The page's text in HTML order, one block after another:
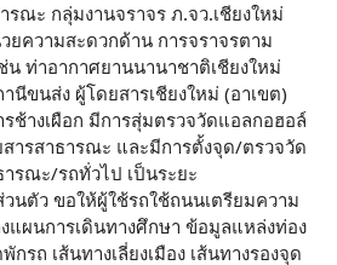
รณะ กลุ่มงานจราจร ภ.จว.เชียงใหม่
ยความสะดวกด้าน การจราจรตาม
น ท่าอากาศยานนานาชาติเชียงใหม่
นีขนส่ง ผู้โดยสารเชียงใหม่ (อาเขต)
ช้างเผือก มีการสุ่มตรวจวัดแอลกอฮอล์
ารสาธารณะ และมีการตั้งจุด/ตรวจวัด
ารณะ/รถทั่วไป เป็นระยะ
นตัว ขอให้ผู้ใช้รถใช้ถนนเตรียมความ
แผนการเดินทางศึกษา ข้อมูลแหล่งท่อง
กรถ เส้นทางเลี่ยงเมือง เส้นทางรองจุด